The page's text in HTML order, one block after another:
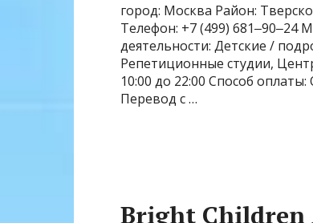
город: Москва Район:
Телефон: +7 (499) 681‒90‒24
деятельности: Детские /
Репетиционные студии,
10:00 до 22:00 Способ
Перевод с …
Bright Children